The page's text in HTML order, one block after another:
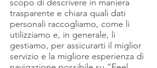
scopo di descrivere in maniera
trasparente e chiara quali dati
personali raccogliamo, come li
utilizziamo e, in generale, li
gestiamo, per assicurarti il miglior
servizio e la migliore esperienza di